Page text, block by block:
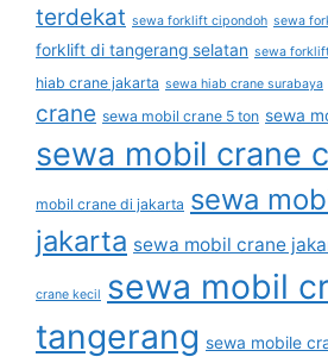
terdekat sewa forklift cipondoh sewa
forklift di tangerang selatan sewa
hiab crane jakarta sewa hiab crane surabaya
crane sewa mobil crane 5 ton sewa
sewa mobil crane
mobil crane di jakarta sewa
jakarta sewa mobil crane
crane kecil sewa mobil
tangerang sewa mobile